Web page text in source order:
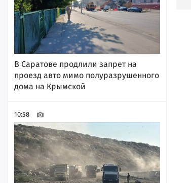
В Саратове продлили запрет на
проезд авто мимо полуразрушенного
дома на Крымской
10:58